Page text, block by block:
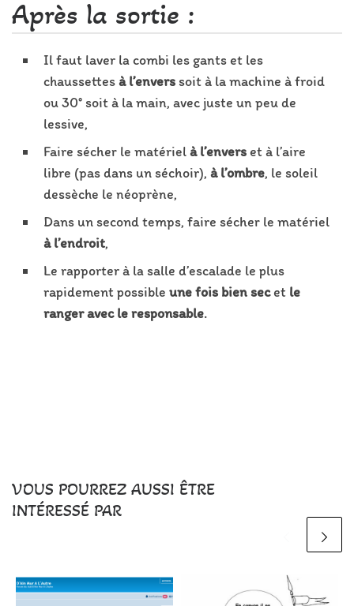
Après la sortie :
Il faut laver la combi les gants et les
chaussettesà l’envers soit à la machine à froid
ou 30° soit à la main, avec juste un peu de
lessive,
Faire sécher le matérielà l’envers et à l’aire
libre (pas dans un séchoir), à l’ombre, le soleil
dessèche le néoprène,
Dans un second temps, faire sécher le matériel
à l’endroit,
Le rapporter à la salle d’escalade le plus
rapidement possible une fois bien secet le
ranger avec le responsable.
VOUS POURREZ AUSSI ÊTRE
INTÉRESSÉ PAR